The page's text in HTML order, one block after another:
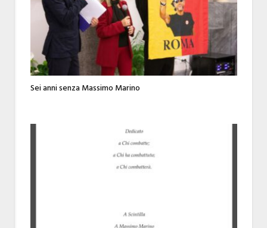
Sei anni senza Massimo Marino